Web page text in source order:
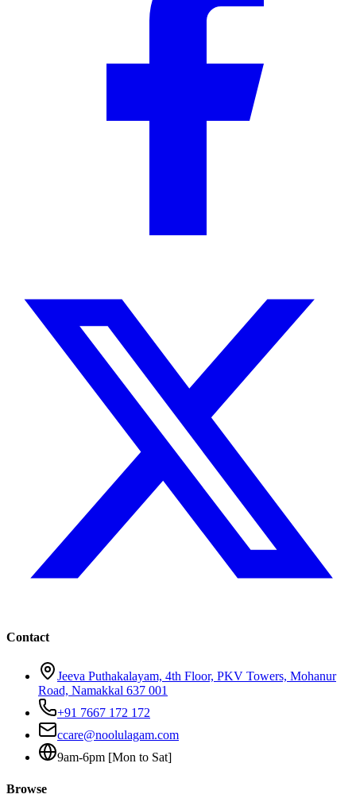
Contact
Jeeva Puthakalayam, 4th Floor, PKV Towers, Mohanur
Road, Namakkal 637 001
+91 7667 172 172
ccare@noolulagam.com
9am-6pm [Mon to Sat]
Browse